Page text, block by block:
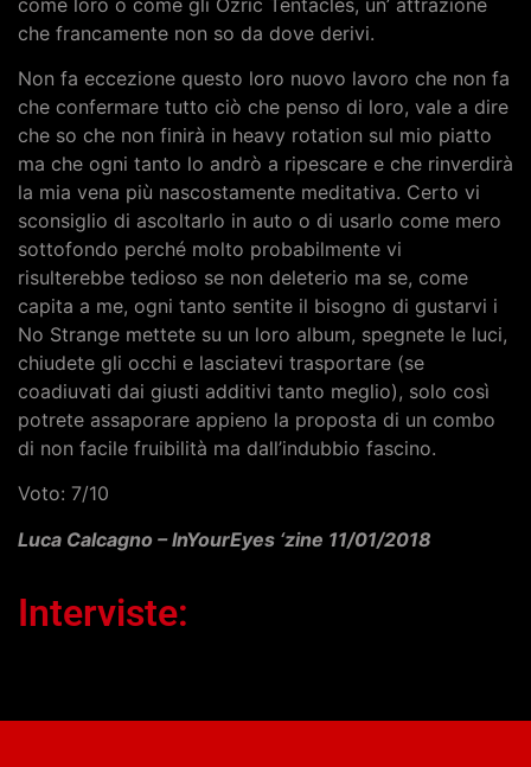
che francamente non so da dove derivi.
Non fa eccezione questo loro nuovo lavoro che non fa
che confermare tutto ciò che penso di loro, vale a dire
che so che non finirà in heavy rotation sul mio piatto
ma che ogni tanto lo andrò a ripescare e che rinverdirà
la mia vena più nascostamente meditativa. Certo vi
sconsiglio di ascoltarlo in auto o di usarlo come mero
sottofondo perché molto probabilmente vi
risulterebbe tedioso se non deleterio ma se, come
capita a me, ogni tanto sentite il bisogno di gustarvi i
No Strange mettete su un loro album, spegnete le luci,
chiudete gli occhi e lasciatevi trasportare (se
coadiuvati dai giusti additivi tanto meglio), solo così
potrete assaporare appieno la proposta di un combo
di non facile fruibilità ma dall’indubbio fascino.
Voto: 7/10
Luca Calcagno – InYourEyes ‘zine 11/01/2018
Interviste: